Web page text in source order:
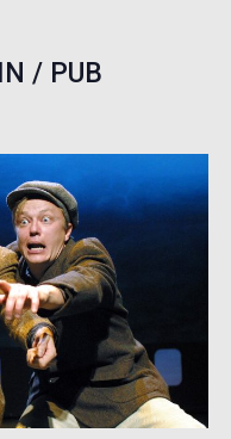
/ PUB